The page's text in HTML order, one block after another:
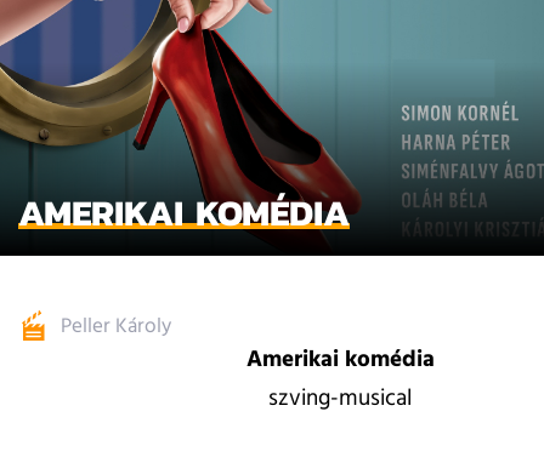
AMERIKAI KOMÉDIA
Peller Károly
Amerikai komédia
szving-musical